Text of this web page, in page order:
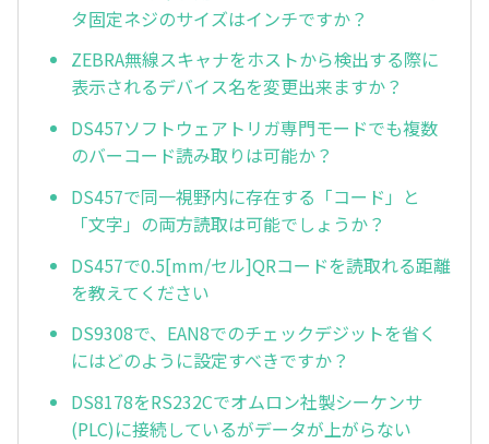
タ固定ネジのサイズはインチですか？
ZEBRA無線スキャナをホストから検出する際に
表示されるデバイス名を変更出来ますか？
DS457ソフトウェアトリガ専門モードでも複数
のバーコード読み取りは可能か？
DS457で同一視野内に存在する「コード」と
「文字」の両方読取は可能でしょうか？
DS457で0.5[mm/セル]QRコードを読取れる距離
を教えてください
DS9308で、EAN8でのチェックデジットを省く
にはどのように設定すべきですか？
DS8178をRS232Cでオムロン社製シーケンサ
(PLC)に接続しているがデータが上がらない